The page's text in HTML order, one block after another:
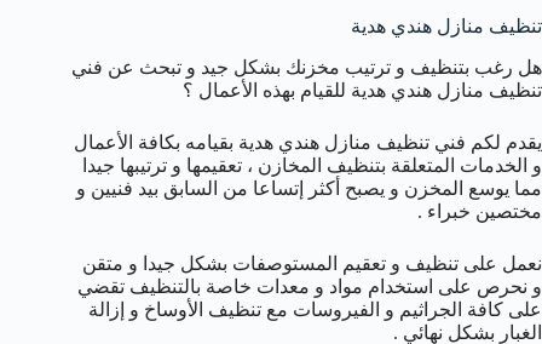
تنظيف منازل هندي هدية
هل رغب بتنظيف و ترتيب مخزنك بشكل جيد و تبحث عن فني
تنظيف منازل هندي هدية للقيام بهذه الأعمال ؟
يقدم لكم فني تنظيف منازل هندي هدية بقيامه بكافة الأعمال
و الخدمات المتعلقة بتنظيف المخازن ، تعقيمها و ترتيبها جيدا
مما يوسع المخزن و يصبح أكثر إتساعا من السابق بيد فنيين و
مختصين خبراء .
نعمل على تنظيف و تعقيم المستوصفات بشكل جيدا و متقن
و نحرص على استخدام مواد و معدات خاصة بالتنظيف تقضي
على كافة الجراثيم و الفيروسات مع تنظيف الأوساخ و إزالة
الغبار بشكل نهائي .